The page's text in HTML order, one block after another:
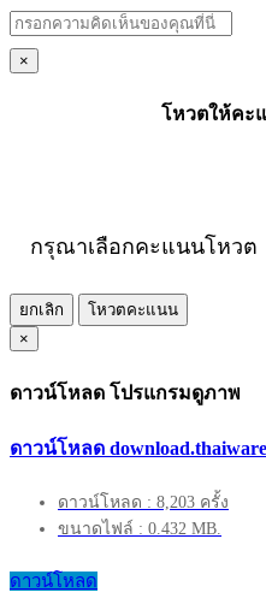
×
โหวตให้คะ
กรุณาเลือกคะแนนโหวต
ยกเลิก
โหวตคะแนน
×
ดาวน์โหลด โปรแกรมดูภาพ
ดาวน์โหลด
ดาวน์โหลด : 8,203 ครั้ง
ขนาดไฟล์ : 0.432 MB.
ดาวน์โหลด